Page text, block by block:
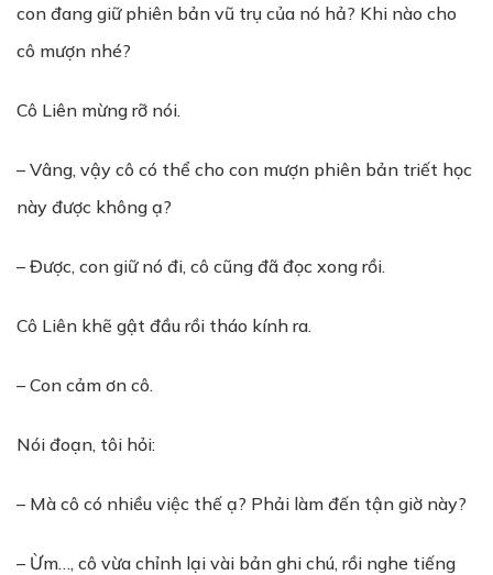
con đang giữ phiên bản vũ trụ của nó hả? Khi nào cho
cô mượn nhé?
Cô Liên mừng rỡ nói.
– Vâng, vậy cô có thể cho con mượn phiên bản triết học
này được không ạ?
– Được, con giữ nó đi, cô cũng đã đọc xong rồi.
Cô Liên khẽ gật đầu rồi tháo kính ra.
– Con cảm ơn cô.
Nói đoạn, tôi hỏi:
– Mà cô có nhiều việc thế ạ? Phải làm đến tận giờ này?
– Ừm…, cô vừa chỉnh lại vài bản ghi chú, rồi nghe tiếng